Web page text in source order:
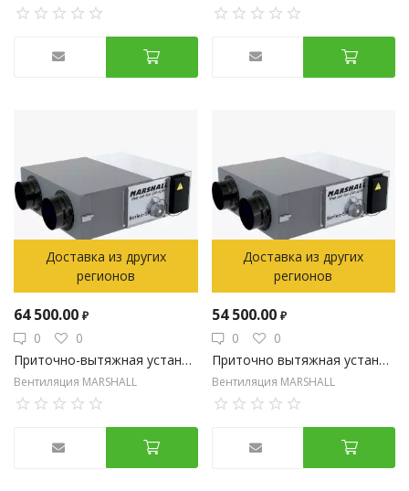
Доставка из других
регионов
64 500.00 ₽
0
0
Приточно-вытяжная установка на 600 м3/час с пластинчатым рекуператором с электрическим нагревом
Вентиляция MARSHALL
Доставка из других
регионов
54 500.00 ₽
0
0
Приточно вытяжная установка на 480 м3/час с пластинчатым рекуператором и встроенной автоматикой
Вентиляция MARSHALL